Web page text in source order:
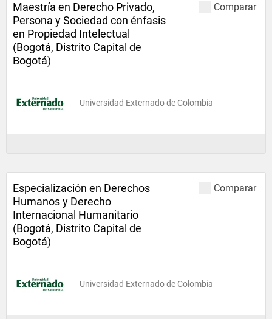
Comparar
Maestría en Derecho Privado,
Persona y Sociedad con énfasis
en Propiedad Intelectual
(Bogotá, Distrito Capital de
Bogotá)
Universidad Externado de Colombia
Comparar
Especialización en Derechos
Humanos y Derecho
Internacional Humanitario
(Bogotá, Distrito Capital de
Bogotá)
Universidad Externado de Colombia